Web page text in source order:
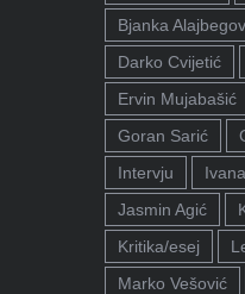
Bjanka
Darko Cvijetić
Ervin Mujabašić
Goran Sarić
Intervju
Jasmin Agić
Kritika/esej
Marko Vešović